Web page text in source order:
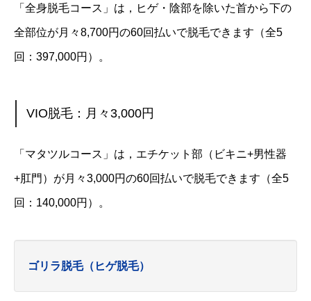
「全身脱毛コース」は，ヒゲ・陰部を除いた首から下の
全部位が月々8,700円の60回払いで脱毛できます（全5
回：397,000円）。
VIO脱毛：月々3,000円
「マタツルコース」は，エチケット部（ビキニ+男性器
+肛門）が月々3,000円の60回払いで脱毛できます（全5
回：140,000円）。
ゴリラ脱毛（ヒゲ脱毛）